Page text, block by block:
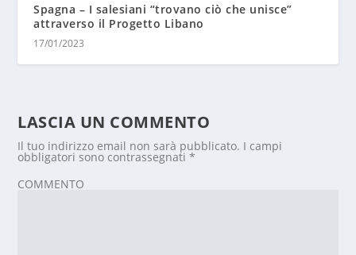
Spagna – I salesiani “trovano ciò che unisce”
attraverso il Progetto Libano
17/01/2023
LASCIA UN COMMENTO
Il tuo indirizzo email non sarà pubblicato. I campi
obbligatori sono contrassegnati*
COMMENTO